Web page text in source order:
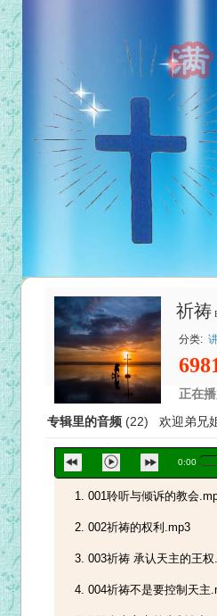
祈祷
分类:
正在播
专辑里的音频 (22) 欢迎弟兄
0:00
001聆听与倾诉的教会
002祈祷的权利.mp3
003祈祷 承认天主的王权
004祈祷不是要控制天主